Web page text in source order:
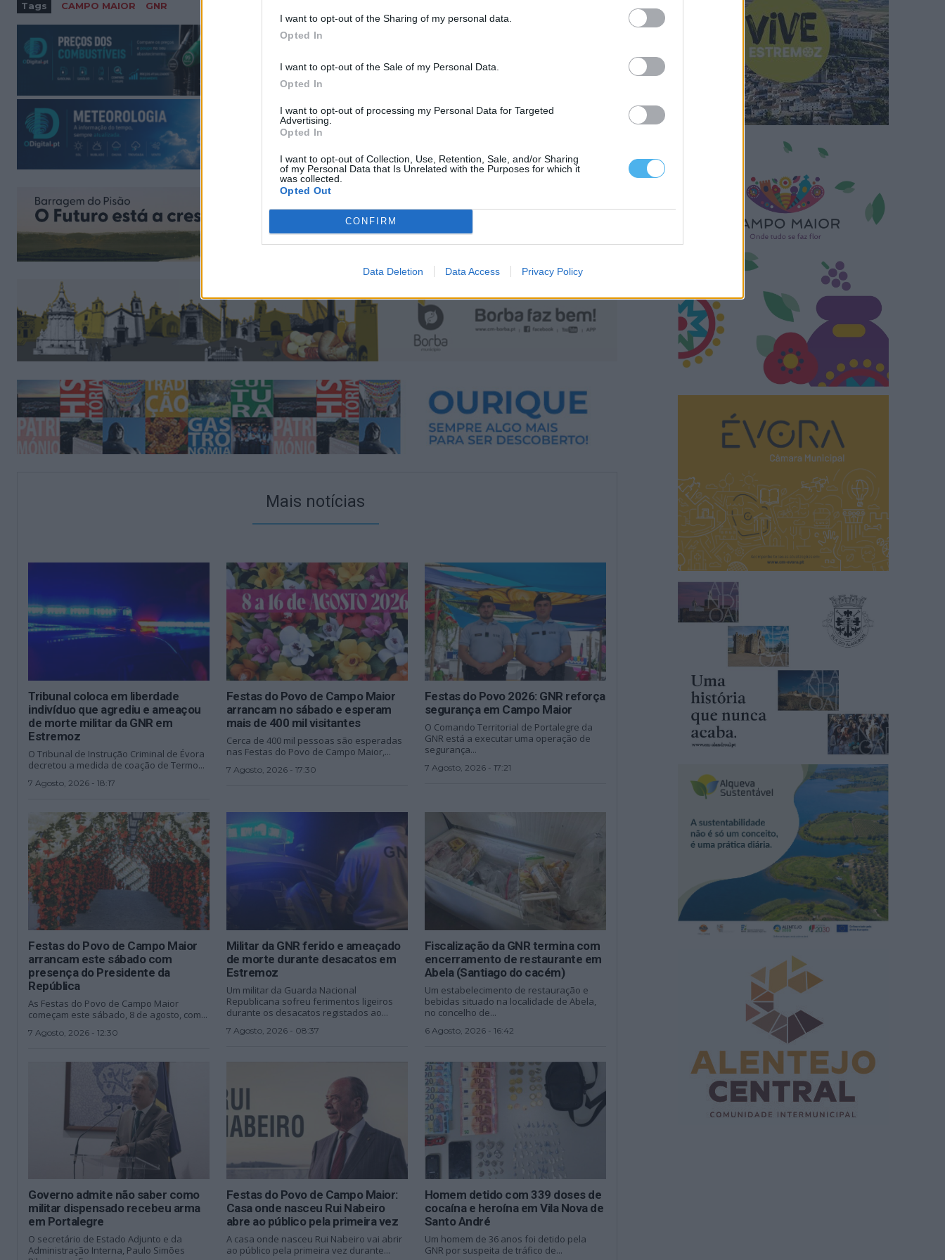
I want to opt-out of the Sharing of my personal data.
Opted In
I want to opt-out of the Sale of my Personal Data.
Opted In
I want to opt-out of processing my Personal Data for Targeted
Advertising.
Opted In
I want to opt-out of Collection, Use, Retention, Sale, and/or Sharing
of my Personal Data that Is Unrelated with the Purposes for which it
was collected.
Opted Out
CONFIRM
Data Deletion Data Access Privacy Policy
Tags CAMPO MAIOR GNR
Mais notícias
Tribunal coloca em liberdade
indivíduo que agrediu e ameaçou
de morte militar da GNR em
Estremoz
O Tribunal de Instrução Criminal de Évora
decretou a medida de coação de Termo...
7 Agosto, 2026 - 18:17
Festas do Povo de Campo Maior
arrancam no sábado e esperam
mais de 400 mil visitantes
Cerca de 400 mil pessoas são esperadas
nas Festas do Povo de Campo Maior,...
7 Agosto, 2026 - 17:30
Festas do Povo 2026: GNR reforça
segurança em Campo Maior
O Comando Territorial de Portalegre da
GNR está a executar uma operação de
segurança...
7 Agosto, 2026 - 17:21
Festas do Povo de Campo Maior
arrancam este sábado com
presença do Presidente da
República
As Festas do Povo de Campo Maior
começam este sábado, 8 de agosto, com...
7 Agosto, 2026 - 12:30
Militar da GNR ferido e ameaçado
de morte durante desacatos em
Estremoz
Um militar da Guarda Nacional
Republicana sofreu ferimentos ligeiros
durante os desacatos registados ao...
7 Agosto, 2026 - 08:37
Fiscalização da GNR termina com
encerramento de restaurante em
Abela (Santiago do cacém)
Um estabelecimento de restauração e
bebidas situado na localidade de Abela,
no concelho de...
6 Agosto, 2026 - 16:42
Governo admite não saber como
militar dispensado recebeu arma
em Portalegre
O secretário de Estado Adjunto e da
Administração Interna, Paulo Simões
Festas do Povo de Campo Maior:
Casa onde nasceu Rui Nabeiro
abre ao público pela primeira vez
A casa onde nasceu Rui Nabeiro vai abrir
ao público pela primeira vez durante...
Homem detido com 339 doses de
cocaína e heroína em Vila Nova de
Santo André
Um homem de 36 anos foi detido pela
GNR por suspeita de tráfico de...